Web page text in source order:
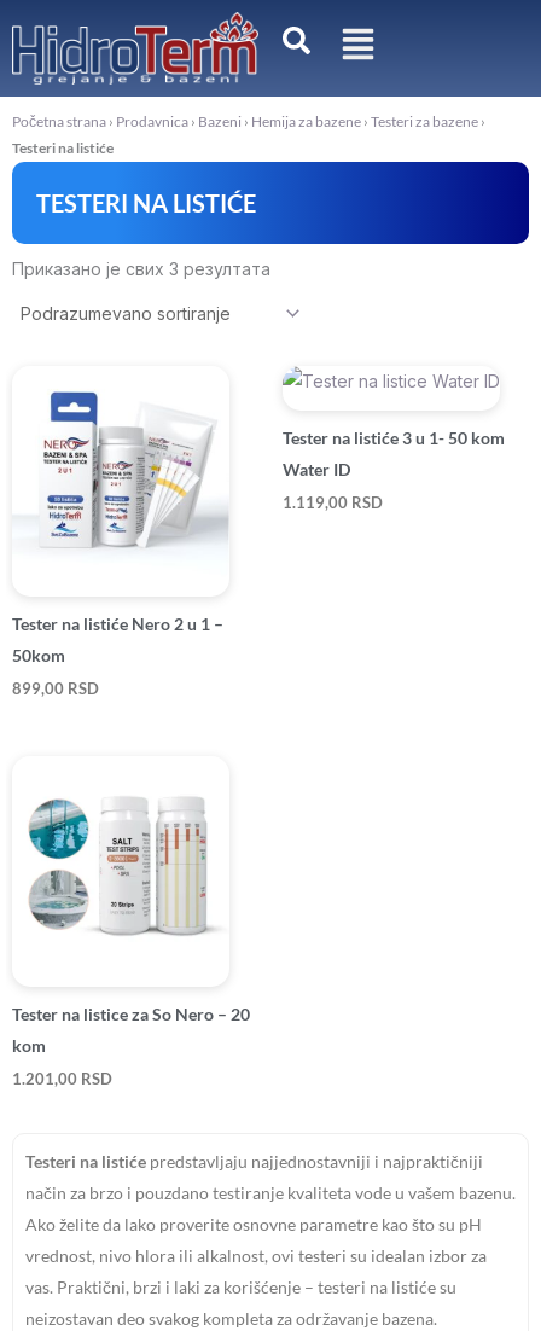
sadržaj
Početna strana › Prodavnica › Bazeni › Hemija za bazene › Testeri za bazene ›
Testeri na listiće
TESTERI NA LISTIĆE
Приказано је свих 3 резултата
Tester na listiće Nero 2 u 1 –
50kom
899,00 RSD
Tester na listiće 3 u 1- 50 kom
Water ID
1.119,00 RSD
Tester na listice za So Nero – 20
kom
1.201,00 RSD
Testeri na listiće predstavljaju najjednostavniji i najpraktičniji
način za brzo i pouzdano testiranje kvaliteta vode u vašem bazenu.
Ako želite da lako proverite osnovne parametre kao što su pH
vrednost, nivo hlora ili alkalnost, ovi testeri su idealan izbor za
vas. Praktični, brzi i laki za korišćenje – testeri na listiće su
neizostavan deo svakog kompleta za održavanje bazena.